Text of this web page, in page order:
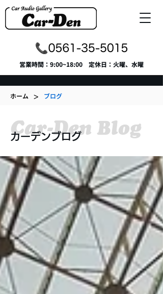
​営業時間：9:00~18:00 定休日：火曜、水曜
ホーム > ブログ
Car-Den Blog
カーデンブログ